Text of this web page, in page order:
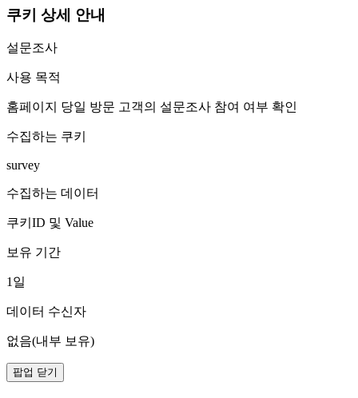
쿠키 상세 안내
설문조사
사용 목적
홈페이지 당일 방문 고객의 설문조사 참여 여부 확인
수집하는 쿠키
survey
수집하는 데이터
쿠키ID 및 Value
보유 기간
1일
데이터 수신자
없음(내부 보유)
팝업 닫기